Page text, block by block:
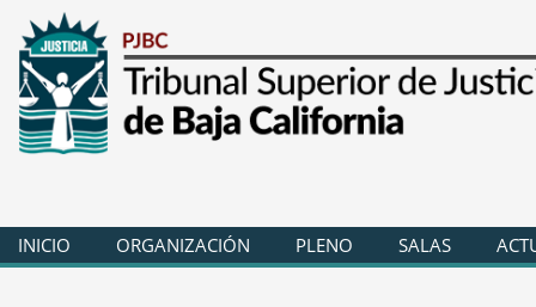
INICIO ORGANIZACIÓN PLENO SALAS